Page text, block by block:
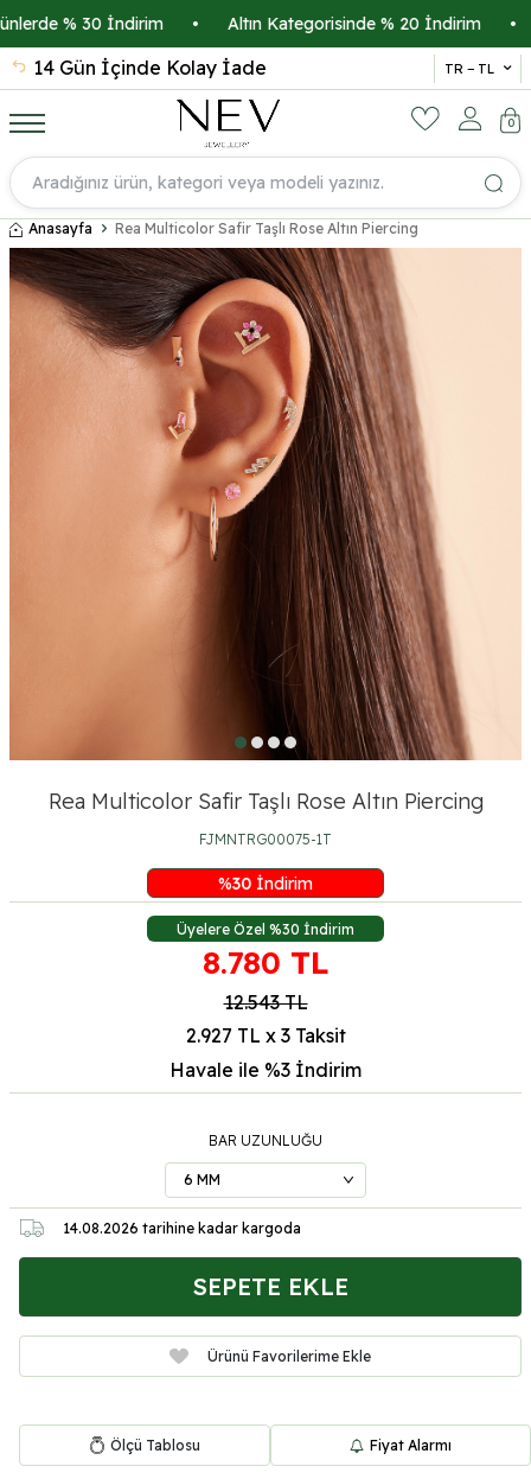
% 30 İndirim • Altın Kategorisinde % 20 İndirim •
14 Gün İçinde Kolay İade TR − TL
0
Anasayfa Rea Multicolor Safir Taşlı Rose Altın Piercing
Rea Multicolor Safir Taşlı Rose Altın Piercing
FJMNTRG00075-1T
%30 İndirim
Üyelere Özel %30 İndirim
8.780 TL
12.543TL
2.927 TL x 3 Taksit
Havale ile %3 İndirim
BAR UZUNLUĞU
14.08.2026 tarihine kadar kargoda
SEPETE EKLE
Ürünü Favorilerime Ekle
Ölçü Tablosu Fiyat Alarmı